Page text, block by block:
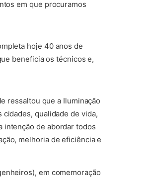
em que procuramos
hoje 40 anos de
beneficia os técnicos e,
ressaltou que a Iluminação
cidades, qualidade de vida,
intenção de abordar todos
melhoria de eficiência e
em comemoração